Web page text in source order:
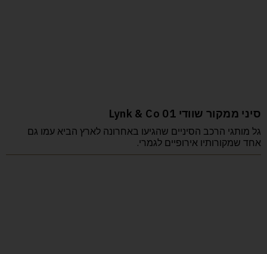
סיני ממקור שוודי Lynk & Co 01
גל מותגי הרכב הסיניים שהגיעו באחרונה לארץ הביא עמו גם
אחד שמקורותיו אירופיים לגמרי.